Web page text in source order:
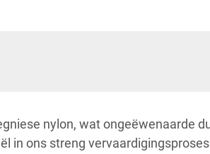
nylon, wat ongeëwenaarde
in ons streng